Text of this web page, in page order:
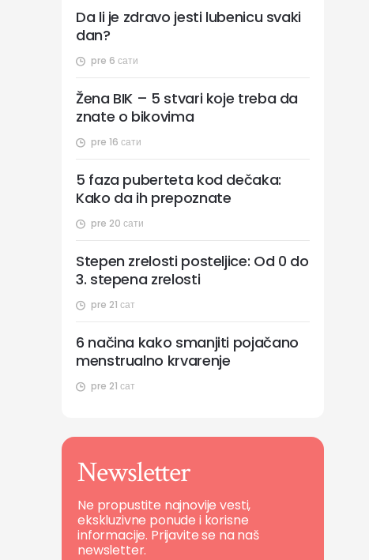
pre 6 сати
Da li je zdravo jesti lubenicu svaki
dan?
pre 16 сати
Žena BIK – 5 stvari koje treba da
znate o bikovima
pre 20 сати
5 faza puberteta kod dečaka:
Kako da ih prepoznate
pre 21 сат
Stepen zrelosti posteljice: Od 0 do
3. stepena zrelosti
pre 21 сат
6 načina kako smanjiti pojačano
menstrualno krvarenje
Newsletter
Ne propustite najnovije vesti,
ekskluzivne ponude i korisne
informacije. Prijavite se na naš
newsletter.